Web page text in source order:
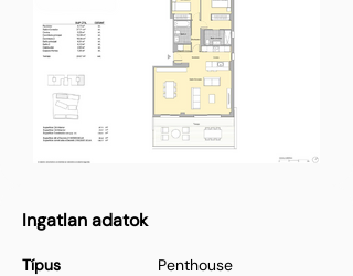
Ingatlan adatok
Típus Penthouse